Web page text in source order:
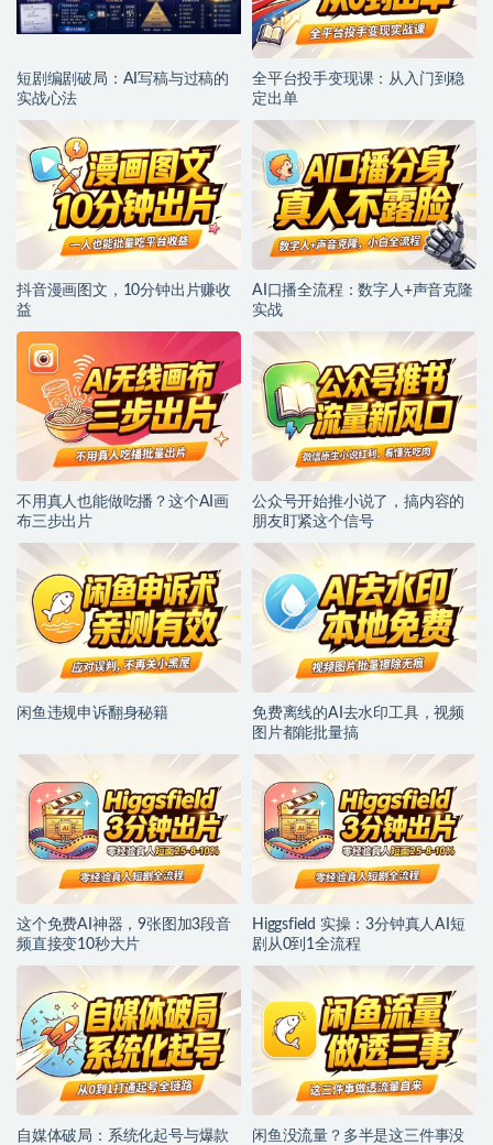
短剧编剧破局：AI写稿与过稿的
实战心法
全平台投手变现课：从入门到稳
定出单
抖音漫画图文，10分钟出片赚收
益
AI口播全流程：数字人+声音克隆
实战
不用真人也能做吃播？这个AI画
布三步出片
公众号开始推小说了，搞内容的
朋友盯紧这个信号
闲鱼违规申诉翻身秘籍
免费离线的AI去水印工具，视频
图片都能批量搞
这个免费AI神器，9张图加3段音
频直接变10秒大片
Higgsfield 实操：3分钟真人AI短
剧从0到1全流程
自媒体破局：系统化起号与爆款
闲鱼没流量？多半是这三件事没